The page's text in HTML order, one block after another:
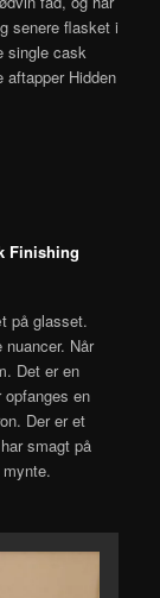
senere flasket i
single cask
Hidden
Finishing
på glasset.
Når
Det er en
en
Der er et
smagt på